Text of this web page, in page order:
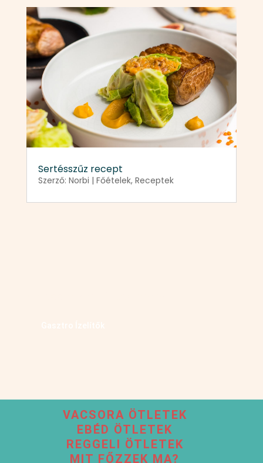
Sertésszűz recept
Szerző: Norbi | Főételek, Receptek
VACSORA ÖTLETEK
EBÉD ÖTLETEK
REGGELI ÖTLETEK
MIT FŐZZEK MA?